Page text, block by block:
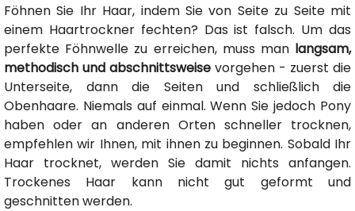
Föhnen Sie Ihr Haar, indem Sie von Seite zu Seite mit
einem Haartrockner fechten? Das ist falsch. Um das
perfekte Föhnwelle zu erreichen, muss man langsam,
methodisch und abschnittsweise vorgehen - zuerst die
Unterseite, dann die Seiten und schließlich die
Obenhaare. Niemals auf einmal. Wenn Sie jedoch Pony
haben oder an anderen Orten schneller trocknen,
empfehlen wir Ihnen, mit ihnen zu beginnen. Sobald Ihr
Haar trocknet, werden Sie damit nichts anfangen.
Trockenes Haar kann nicht gut geformt und
geschnitten werden.